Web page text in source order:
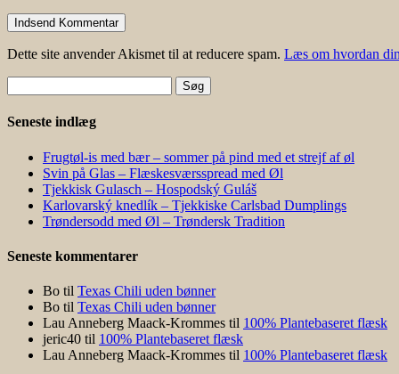
Dette site anvender Akismet til at reducere spam. Læs om hvordan
efter:
Seneste indlæg
Frugtøl-is med bær – sommer på pind med et strejf af øl
Svin på Glas – Flæskesværsspread med Øl
Tjekkisk Gulasch – Hospodský Guláš
Karlovarský knedlík – Tjekkiske Carlsbad Dumplings
Trøndersodd med Øl – Trøndersk Tradition
Seneste kommentarer
Bo til Texas Chili uden bønner
Bo til Texas Chili uden bønner
Lau Anneberg Maack-Krommes til 100% Plantebaseret flæsk
jeric40 til 100% Plantebaseret flæsk
Lau Anneberg Maack-Krommes til 100% Plantebaseret flæsk